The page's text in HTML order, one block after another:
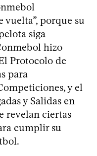
vuelta”, porque su
siga
hizo
Protocolo de
para
y el
y Salidas en
revelan ciertas
cumplir su